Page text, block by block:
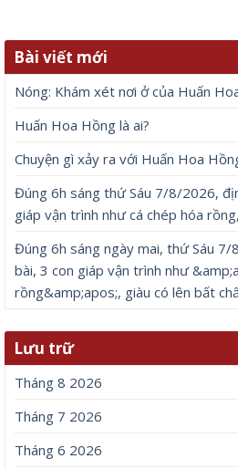
Bài viết mới
Nóng: Khám xét nơi ở của Huấn
Huấn Hoa Hồng là ai?
Chuyện gì xảy ra với Huấn Hoa
Đúng 6h sáng thứ Sáu 7/8/2026,
giáp vận trình như cá chép hóa
Đúng 6h sáng ngày mai, thứ Sáu 7/
bài, 3 con giáp vận trình như
rồng&amp;apos;, giàu có lên bất
Lưu trữ
Tháng 8 2026
Tháng 7 2026
Tháng 6 2026